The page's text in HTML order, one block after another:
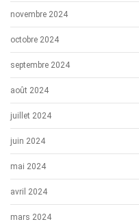
novembre 2024
octobre 2024
septembre 2024
août 2024
juillet 2024
juin 2024
mai 2024
avril 2024
mars 2024